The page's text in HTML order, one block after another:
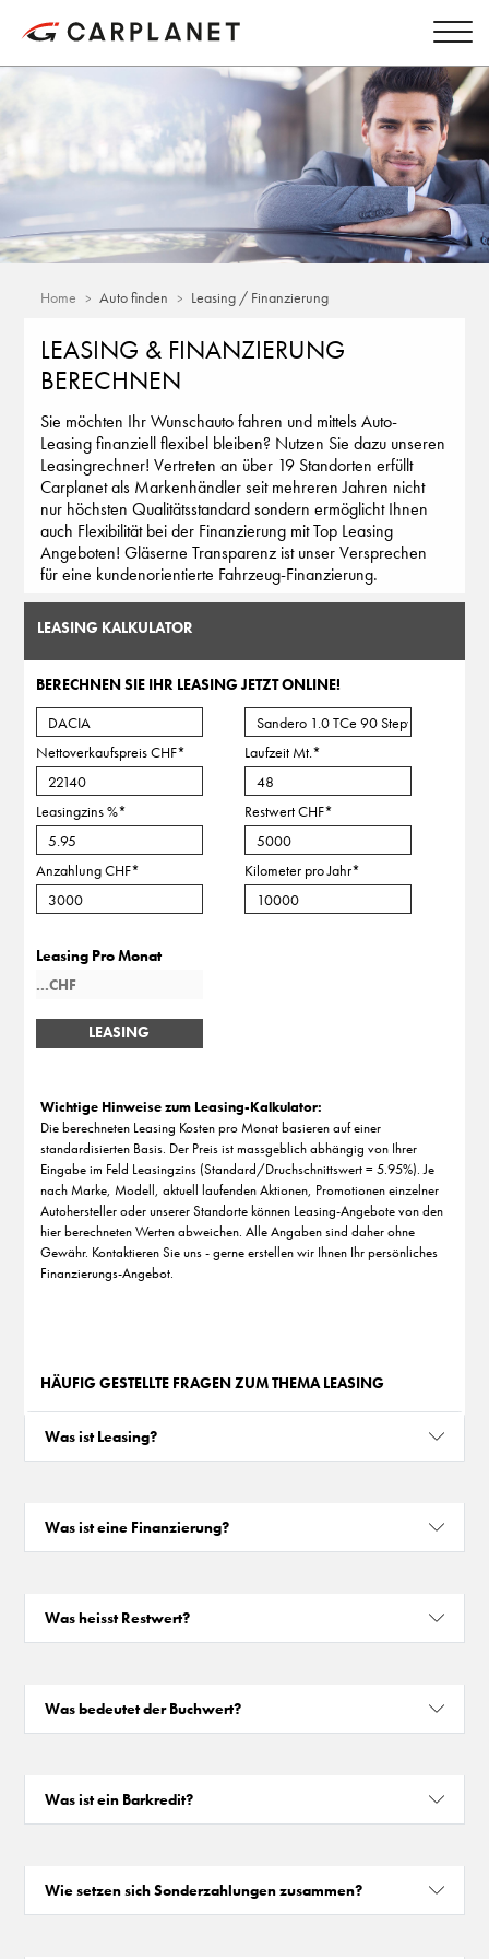
Home Auto finden Leasing / Finanzierung
LEASING & FINANZIERUNG
BERECHNEN
Sie möchten Ihr Wunschauto fahren und mittels Auto-
Leasing finanziell flexibel bleiben? Nutzen Sie dazu unseren
Leasingrechner! Vertreten an über 19 Standorten erfüllt
Carplanet als Markenhändler seit mehreren Jahren nicht
nur höchsten Qualitätsstandard sondern ermöglicht Ihnen
auch Flexibilität bei der Finanzierung mit Top Leasing
Angeboten! Gläserne Transparenz ist unser Versprechen
für eine kundenorientierte Fahrzeug-Finanzierung.
LEASING KALKULATOR
BERECHNEN SIE IHR LEASING JETZT ONLINE!
Nettoverkaufspreis CHF* Laufzeit Mt.*
Leasingzins %* Restwert CHF*
Anzahlung CHF* Kilometer pro Jahr*
Leasing Pro Monat
LEASING
BERECHNEN
Wichtige Hinweise zum Leasing-Kalkulator:
Die berechneten Leasing Kosten pro Monat basieren auf einer
standardisierten Basis. Der Preis ist massgeblich abhängig von Ihrer
Eingabe im Feld Leasingzins (Standard/Druchschnittswert = 5.95%). Je
nach Marke, Modell, aktuell laufenden Aktionen, Promotionen einzelner
Autohersteller oder unserer Standorte können Leasing-Angebote von den
hier berechneten Werten abweichen. Alle Angaben sind daher ohne
Gewähr. Kontaktieren Sie uns - gerne erstellen wir Ihnen Ihr persönliches
Finanzierungs-Angebot.
HÄUFIG GESTELLTE FRAGEN ZUM THEMA LEASING
Was ist Leasing?
Was ist eine Finanzierung?
Was heisst Restwert?
Was bedeutet der Buchwert?
Was ist ein Barkredit?
Wie setzen sich Sonderzahlungen zusammen?